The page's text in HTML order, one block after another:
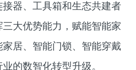
器、工具箱和生态共建者
大优势能力，赋能智能家
居、智能门锁、智能穿戴
的数智化转型升级。